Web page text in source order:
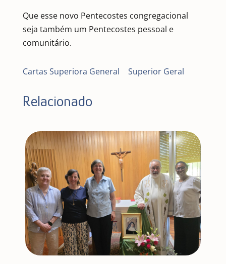
Que esse novo Pentecostes congregacional
seja também um Pentecostes pessoal e
comunitário.
Cartas Superiora General Superior Geral
Relacionado